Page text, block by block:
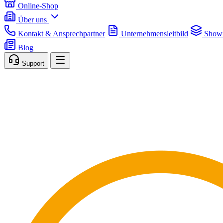
Online-Shop
Über uns
Kontakt & Ansprechpartner
Unternehmensleitbild
Blog
Support